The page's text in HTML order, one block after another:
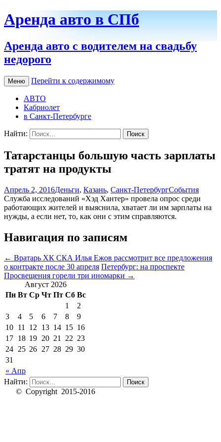
Аренда авто в СПб
Аренда авто с водителем на свадьбу
недорого
Меню Перейти к содержимому
АВТО
Кабриолет
в Санкт-Петербурге
Найти:
Татарстанцы большую часть зарплаты
тратят на продукты
Апрель 2, 2016Деньги, Казань, Санкт-ПетербургСобытия
Служба исследований «Хэд Хантер» провела опрос среди
работающих жителей и выяснила, хватает ли им зарплаты на
нужды, а если нет, то, как они с этим справляются.
Навигация по записям
← Вратарь ХК СКА Илья Ежов рассмотрит все предложения
о контракте после 30 апреля Петербург: на проспекте
Просвещения горели три иномарки →
Август 2026
Пн Вт Ср Чт Пт Сб Вс
« Апр
1
2
3
4 5 6 7 8
9
10 11 12 13 14 15 16
17 18 19 20 21 22 23
24 25 26 27 28 29 30
31
Найти:
© Copyright 2015-2016